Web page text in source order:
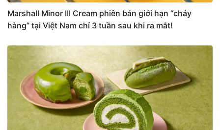
Marshall Minor III Cream phiên bản giới hạn “cháy
hàng” tại Việt Nam chỉ 3 tuần sau khi ra mắt!